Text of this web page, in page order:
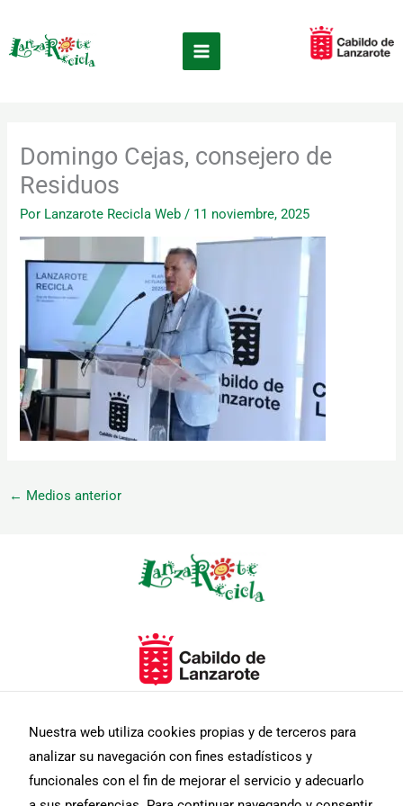
contenido
Domingo Cejas, consejero de
Residuos
Por Lanzarote Recicla Web / 11 noviembre, 2025
← Medios anterior
Nuestra web utiliza cookies propias y de terceros para
analizar su navegación con fines estadísticos y
funcionales con el fin de mejorar el servicio y adecuarlo
Necesarias
Estas
Son
necesarias
para que
web.
Estadísticas
Para que